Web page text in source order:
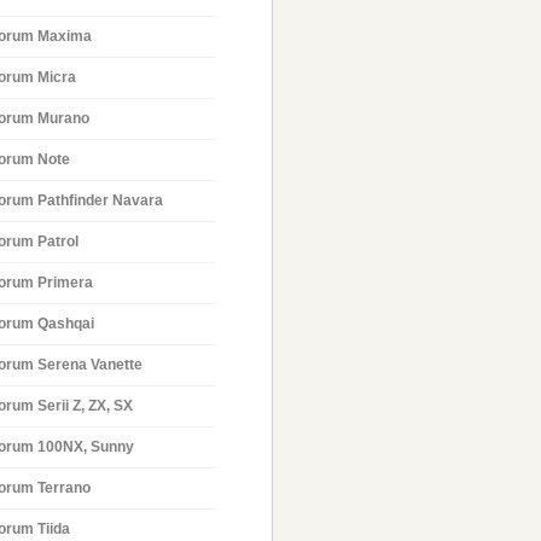
Maxima
Micra
Murano
Note
Pathfinder Navara
Patrol
Primera
Qashqai
Serena Vanette
Serii Z, ZX, SX
100NX, Sunny
Terrano
Tiida